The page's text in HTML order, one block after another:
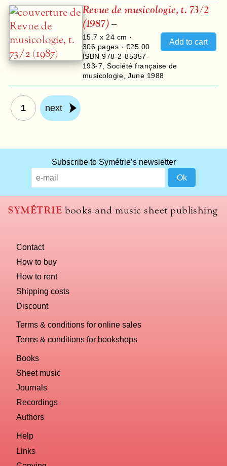
Revue de musicologie, t. 73/2
(1987)–
15.7 x 24 cm ·
306 pages · €25.00
ISBN 978-2-85357-
193-7 ,Société française de
musicologie ,June 1988
1 next
Subscribe to Symétrie’s newsletter
SYMÉTRIE books and music sheet publishing
Contact
How to buy
How to rent
Shipping costs
Discount
Terms & conditions for online sales
Terms & conditions for bookshops
Books
Sheet music
Journals
Recordings
Authors
Help
Links